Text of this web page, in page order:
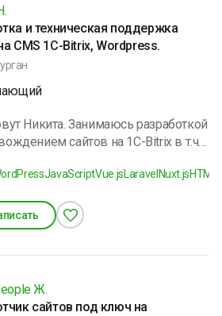
и техническая поддержка
CMS 1C-Bitrix, Wordpress.
разработкой
сайтов на 1C-Bitrix в т.ч
магазинов, лендингов,
JavaScriptVue.jsLaravel Nuxt.jsHTML
Ж.
сайтов под ключ на